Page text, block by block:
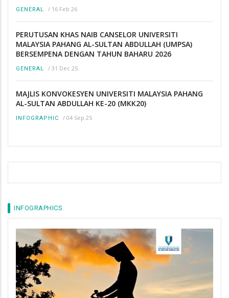
GENERAL / 16 Feb 26
PERUTUSAN KHAS NAIB CANSELOR UNIVERSITI
MALAYSIA PAHANG AL-SULTAN ABDULLAH (UMPSA)
BERSEMPENA DENGAN TAHUN BAHARU 2026
GENERAL / 31 Dec 25
MAJLIS KONVOKESYEN UNIVERSITI MALAYSIA PAHANG
AL-SULTAN ABDULLAH KE-20 (MKK20)
INFOGRAPHIC / 04 Sep 25
INFOGRAPHICS